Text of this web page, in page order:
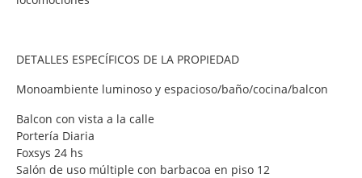
DETALLES ESPECÍFICOS DE LA PROPIEDAD
Monoambiente luminoso y espacioso/baño/cocina/balcon
Balcon con vista a la calle
Portería Diaria
Foxsys 24 hs
Salón de uso múltiple con barbacoa en piso 12